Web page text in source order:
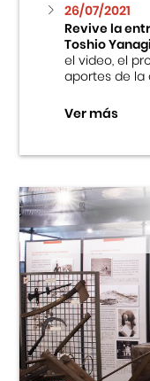
26/07/2021
Revive la
Toshio
el video, el
aportes de la
Ver más